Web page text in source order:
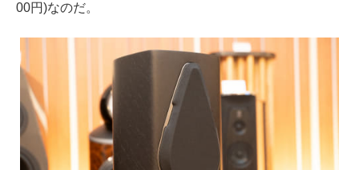
00円)なのだ。